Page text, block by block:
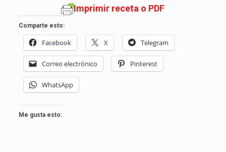
Imprimir receta o PDF
Comparte esto:
Facebook X Telegram
Correo electrónico Pinterest
WhatsApp
Me gusta esto: